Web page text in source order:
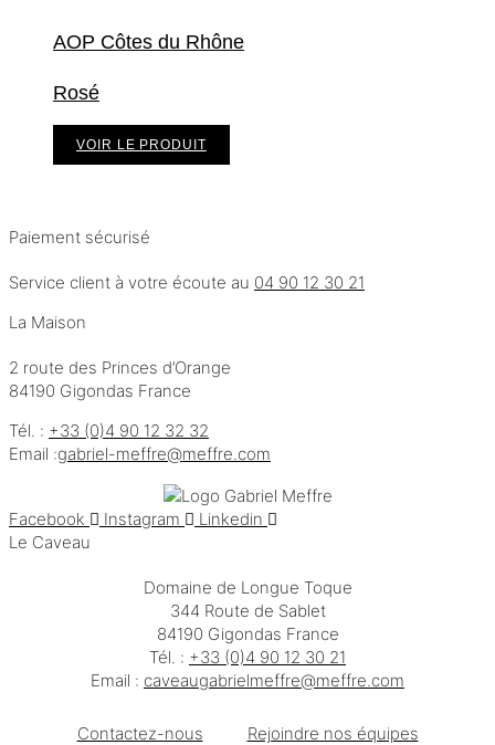
AOP Côtes du Rhône
Rosé
VOIR LE PRODUIT
Paiement sécurisé
Service client à votre écoute au 04 90 12 30 21
La Maison
2 route des Princes d’Orange
84190 Gigondas France
Tél. : +33 (0)4 90 12 32 32
Email :moc.erffem@erffem-leirbag
Facebook Instagram
Linkedin
Le Caveau
Domaine de Longue Toque
344 Route de Sablet
84190 Gigondas France
Tél. : +33 (0)4 90 12 30 21
Email : moc.erffem@erffemleirbaguaevac
Contactez-nous Rejoindre nos équipes